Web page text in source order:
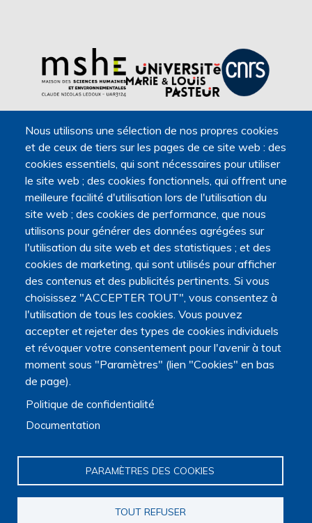
Nous utilisons une sélection de nos propres cookies
et de ceux de tiers sur les pages de ce site web : des
cookies essentiels, qui sont nécessaires pour utiliser
le site web ; des cookies fonctionnels, qui offrent une
meilleure facilité d'utilisation lors de l'utilisation du
site web ; des cookies de performance, que nous
utilisons pour générer des données agrégées sur
l'utilisation du site web et des statistiques ; et des
cookies de marketing, qui sont utilisés pour afficher
des contenus et des publicités pertinents. Si vous
choisissez "ACCEPTER TOUT", vous consentez à
l'utilisation de tous les cookies. Vous pouvez
accepter et rejeter des types de cookies individuels
et révoquer votre consentement pour l'avenir à tout
moment sous "Paramètres" (lien "Cookies" en bas
de page).
Politique de confidentialité
Documentation
PARAMÈTRES DES COOKIES
TOUT REFUSER
Navigation principale
Qui sommes nous ?
Présentation
Organisation
Stratégie scientifique
Observatoire de la recherche
Panorama de la recherche
Annuaire des chercheurs
Répertoire des projets
Répertoire des thèses
Publications des membres
Cartographie de la recherche
Journées scientifiques